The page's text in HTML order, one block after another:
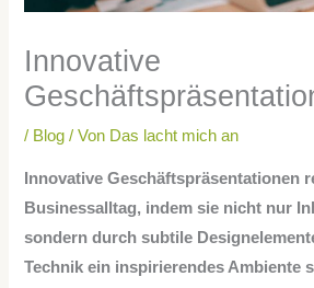
Innovative
/ Blog / Von Das lacht mich an
Innovative Geschäftspräsentationen
Businessalltag, indem sie nicht nur
sondern durch subtile
Technik ein inspirierendes Ambiente